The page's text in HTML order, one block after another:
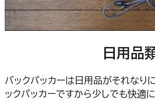
日用品
バックパッカーは日用品がそれなり
ックパッカーですから少しでも快適